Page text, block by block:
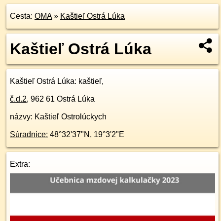
Cesta: OMA» Kaštieľ Ostrá Lúka
Kaštieľ Ostrá Lúka
Kaštieľ Ostrá Lúka: kaštieľ,
č.d.2, 962 61 Ostrá Lúka
názvy: Kaštieľ Ostrolúckych
Súradnice: 48°32'37"N , 19°3'2"E
Extra: